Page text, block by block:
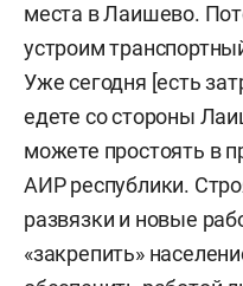
места в Лаишево.
устроим
Уже сегодня [есть
едете со стороны
можете простоять в
АИР республики.
развязки и новые
«закрепить»